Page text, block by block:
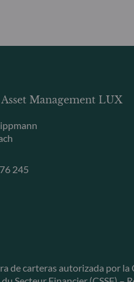
Asset Management LUX
245
de carteras autorizada por la